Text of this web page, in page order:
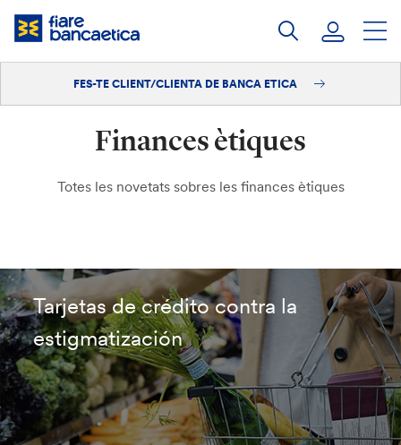
Salta
Iniciar sessió
Fes-te'n client/clienta
FES-TE CLIENT/CLIENTA DE BANCA ETICA
Finances ètiques
Totes les novetats sobres les finances ètiques
Tarjetas de crédito contra la
estigmatización